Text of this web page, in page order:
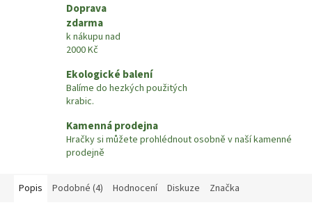
Doprava
zdarma
k nákupu nad
2000 Kč
Ekologické balení
Balíme do hezkých použitých
krabic.
Kamenná prodejna
Hračky si můžete prohlédnout osobně v naší kamenné
prodejně
Popis Podobné (4) Hodnocení Diskuze Značka